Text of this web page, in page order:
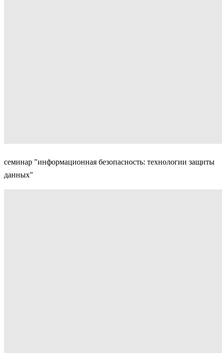
семинар "информационная безопасность: технологии защиты
данных"